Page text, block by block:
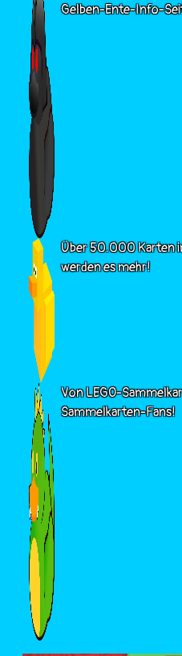
Gelben-Ente-Info-
Über 50.000 Karten
werden es mehr!
Von LEGO-
Sammelkarten-Fans!